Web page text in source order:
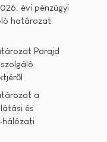
évi pénzügyi
határozat
Parajd
a
és
hálózati